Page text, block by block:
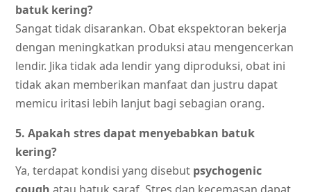
batuk kering?
Sangat tidak disarankan. Obat ekspektoran bekerja
dengan meningkatkan produksi atau mengencerkan
lendir. Jika tidak ada lendir yang diproduksi, obat ini
tidak akan memberikan manfaat dan justru dapat
memicu iritasi lebih lanjut bagi sebagian orang.
5. Apakah stres dapat menyebabkan batuk
kering?
Ya, terdapat kondisi yang disebut psychogenic